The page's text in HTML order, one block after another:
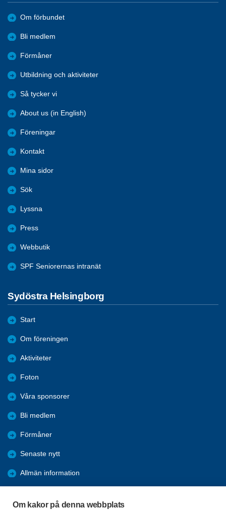
Om kakor på denna webbplats
Om förbundet
Bli medlem
Förmåner
Utbildning och aktiviteter
Så tycker vi
About us (in English)
Föreningar
Kontakt
Mina sidor
Sök
Lyssna
Press
Webbutik
SPF Seniorernas intranät
Sydöstra Helsingborg
Start
Om föreningen
Aktiviteter
Foton
Våra sponsorer
Bli medlem
Förmåner
Senaste nytt
Allmän information